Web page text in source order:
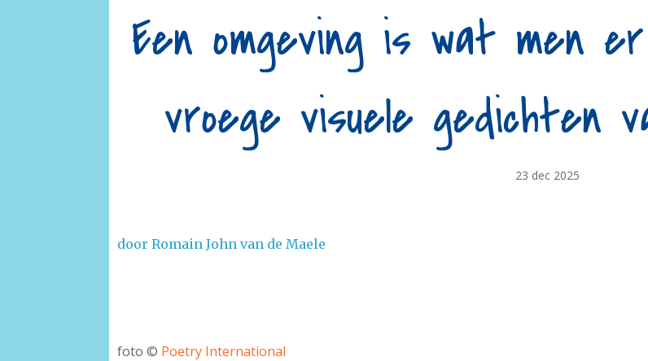
Een omgeving is wat men
vroege visuele gedichten
23 dec 2025
door Romain John van de Maele
foto © Poetry International